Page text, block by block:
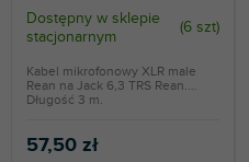
Dostępny w sklepie
stacjonarnym
(6 szt)
57,50 zł
Kabel mikrofonowy XLR male
Rean na Jack 6,3 TRS Rean.
Długość 3 m.